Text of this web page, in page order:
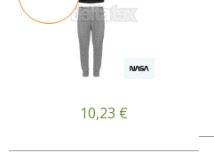
10,23 €